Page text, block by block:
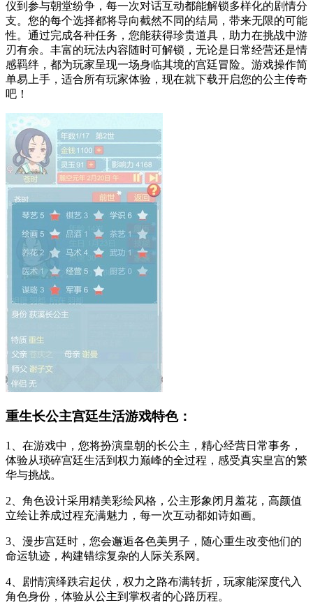
仪到参与朝堂纷争，每一次对话互动都能解锁多样化的剧情分
支。您的每个选择都将导向截然不同的结局，带来无限的可能
性。通过完成各种任务，您能获得珍贵道具，助力在挑战中游
刃有余。丰富的玩法内容随时可解锁，无论是日常经营还是情
感羁绊，都为玩家呈现一场身临其境的宫廷冒险。游戏操作简
单易上手，适合所有玩家体验，现在就下载开启您的公主传奇
吧！
重生长公主宫廷生活游戏特色：
1、在游戏中，您将扮演皇朝的长公主，精心经营日常事务，
体验从琐碎宫廷生活到权力巅峰的全过程，感受真实皇宫的繁
华与挑战。
2、角色设计采用精美彩绘风格，公主形象闭月羞花，高颜值
立绘让养成过程充满魅力，每一次互动都如诗如画。
3、漫步宫廷时，您会邂逅各色美男子，随心重生改变他们的
命运轨迹，构建错综复杂的人际关系网。
4、剧情演绎跌宕起伏，权力之路布满转折，玩家能深度代入
角色身份，体验从公主到掌权者的心路历程。